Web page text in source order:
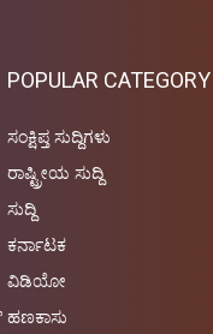
POPULAR CATEGORY
ಸಂಕ್ಷಿಪ್ತ ಸುದ್ದಿಗಳು
ರಾಷ್ಟ್ರೀಯ ಸುದ್ದಿ
ಸುದ್ದಿ
ಕರ್ನಾಟಕ
ವಿಡಿಯೋ
ಹಣಕಾಸು